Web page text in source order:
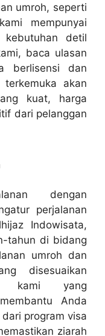
umroh, seperti
mempunyai
kebutuhan detil
baca ulasan
berlisensi dan
akan
kuat, harga
dari pelanggan
dengan
perjalanan
Indowisata,
tahun di bidang
umroh dan
disesuaikan
kami yang
Anda
program visa
ziarah